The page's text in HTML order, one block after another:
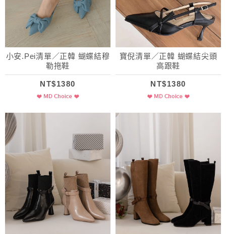
小安.Pei清單／正韓 蝴蝶結穆
勒拖鞋
NT$1380
寶倪清單／正韓 蝴蝶結尖頭
高跟鞋
NT$1380